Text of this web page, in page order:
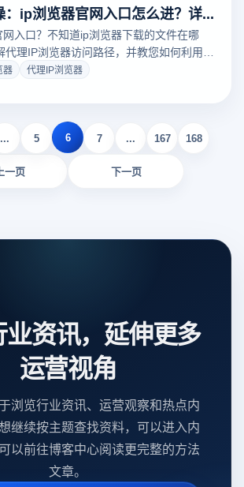
2026出海实操：ip浏览器官网入口怎么进？详解指纹浏览器安全隔离方案
入口？不知道ip浏览器下载的文件在哪
代理IP浏览器访问路径，并教您如何利用云
理级环境隔离技术，实现多账号高效管理，
乱与账号关联封号难题，点击查看2026专
器
代理IP浏览器
一页
... 5 6 7 ... 167 168
下一页
资讯，延伸更多
运营视角
浏览行业资讯、运营观察和热点内
继续按主题查找资料，可以进入内
以前往博客中心阅读更完整的方法
文章。